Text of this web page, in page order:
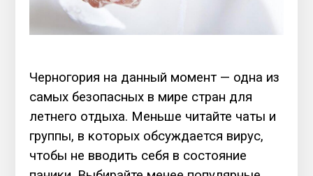
Черногория на данный момент — одна из
самых безопасных в мире стран для
летнего отдыха. Меньше читайте чаты и
группы, в которых обсуждается вирус,
чтобы не вводить себя в состояние